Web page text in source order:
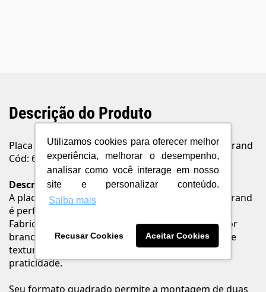
Utilizamos cookies para oferecer melhor
experiência, melhorar o desempenho,
analisar como você interage em nosso
site e personalizar conteúdo.
Saiba mais
Recusar Cookies Aceitar Cookies
Descrição do Produto
Placa 4x4" Branco 1 Seção + 1 Seção Pialplus+ Legrand
Cód: 618511BC
Descrição
A placa 4x4" com 1+1 seção da linha Pialplus+ Legrand
é perfeita para instalações modernas e seguras.
Fabricada em termoplástico autoextinguível na cor
branco acetinado, possui acabamento fosco e leve
textura ao toque, oferecendo sofisticação e
praticidade.
Seu formato quadrado permite a montagem de duas